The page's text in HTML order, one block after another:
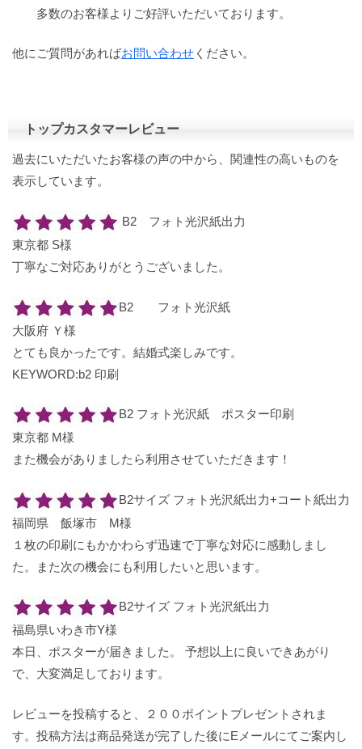
多数のお客様よりご好評いただいております。
他にご質問があればお問い合わせ ください。
トップカスタマーレビュー
過去にいただいたお客様の声の中から、関連性の高いものを
表示しています。
B2 フォト光沢紙出力
東京都 S様
丁寧なご対応ありがとうございました。
B2 フォト光沢紙
大阪府 Ｙ様
とても良かったです。結婚式楽しみです。
KEYWORD:b2 印刷
B2 フォト光沢紙 ポスター印刷
東京都 M様
また機会がありましたら利用させていただきます！
B2サイズ フォト光沢紙出力+コート紙出力
福岡県 飯塚市 M様
１枚の印刷にもかかわらず迅速で丁寧な対応に感動しまし
た。また次の機会にも利用したいと思います。
B2サイズ フォト光沢紙出力
福島県いわき市Y様
本日、ポスターが届きました。 予想以上に良いできあがり
で、大変満足しております。
レビューを投稿すると、２００ポイントプレゼントされま
す。投稿方法は商品発送が完了した後にEメールにてご案内し